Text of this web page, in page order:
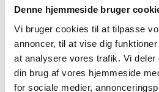
Denne hjemmeside bruger
Vi bruger cookies til at tilpasse
annoncer, til at vise dig
at analysere vores trafik. Vi deler
din brug af vores hjemmeside
for sociale medier,